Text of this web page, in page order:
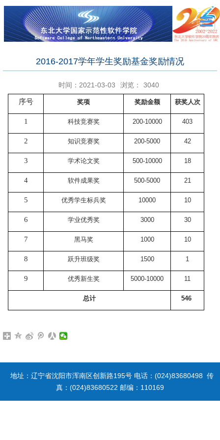
2016-2017学年学生奖励基金奖励情况
时间：2021-03-03 浏览： 3040
序号 奖项 奖励金额 获奖人次
1 科技竞赛奖 200-10000 403
2 知识竞赛奖 200-5000 42
3 学术论文奖 500-10000 18
4 软件成果奖 500-5000 21
5 优秀学生标兵奖 10000 10
6 学业优秀奖 3000 30
7 黑马奖 1000 10
8 跃升班级奖 1500 1
9 优秀新生奖 5000-10000 11
总计 546
地址：辽宁省沈阳市浑南区创新路195号 电话：(024)83680498 传
真：(024)83680522 邮编：110169